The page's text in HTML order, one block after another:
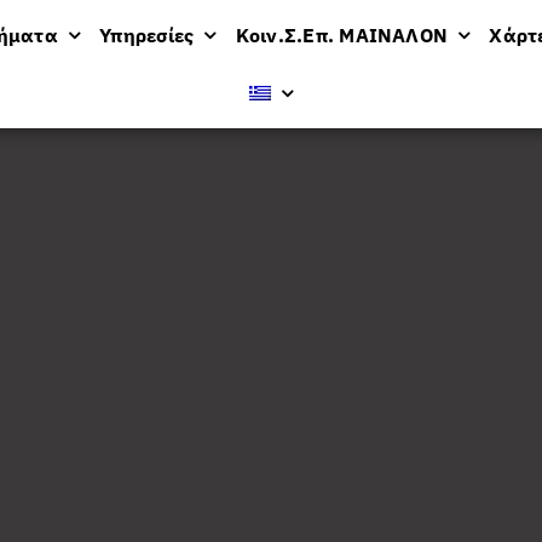
Υπηρεσίες Κοιν.Σ.Επ. ΜΑΙΝΑΛΟΝ